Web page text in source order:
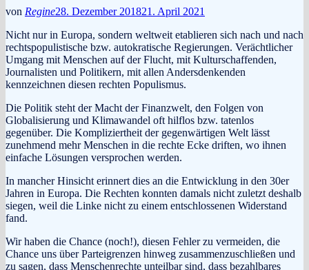
von Regine28. Dezember 201821. April 2021
Nicht nur in Europa, sondern weltweit etablieren sich nach und nach
rechtspopulistische bzw. autokratische Regierungen. Verächtlicher
Umgang mit Menschen auf der Flucht, mit Kulturschaffenden,
Journalisten und Politikern, mit allen Andersdenkenden
kennzeichnen diesen rechten Populismus.
Die Politik steht der Macht der Finanzwelt, den Folgen von
Globalisierung und Klimawandel oft hilflos bzw. tatenlos
gegenüber. Die Kompliziertheit der gegenwärtigen Welt lässt
zunehmend mehr Menschen in die rechte Ecke driften, wo ihnen
einfache Lösungen versprochen werden.
In mancher Hinsicht erinnert dies an die Entwicklung in den 30er
Jahren in Europa. Die Rechten konnten damals nicht zuletzt deshalb
siegen, weil die Linke nicht zu einem entschlossenen Widerstand
fand.
Wir haben die Chance (noch!), diesen Fehler zu vermeiden, die
Chance uns über Parteigrenzen hinweg zusammenzuschließen und
zu sagen, dass Menschenrechte unteilbar sind, dass bezahlbares